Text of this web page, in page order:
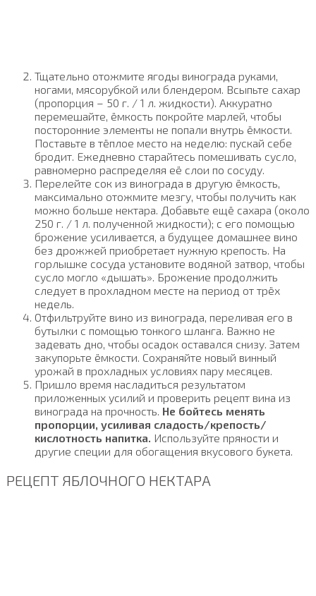
Тщательно отожмите ягоды винограда руками,
ногами, мясорубкой или блендером. Всыпьте сахар
(пропорция – 50 г. / 1 л. жидкости). Аккуратно
перемешайте, ёмкость покройте марлей, чтобы
посторонние элементы не попали внутрь ёмкости.
Поставьте в тёплое место на неделю: пускай себе
бродит. Ежедневно старайтесь помешивать сусло,
равномерно распределяя её слои по сосуду.
Перелейте сок из винограда в другую ёмкость,
максимально отожмите мезгу, чтобы получить как
можно больше нектара. Добавьте ещё сахара (около
250 г. / 1 л. полученной жидкости); с его помощью
брожение усиливается, а будущее домашнее вино
без дрожжей приобретает нужную крепость. На
горлышке сосуда установите водяной затвор, чтобы
сусло могло «дышать». Брожение продолжить
следует в прохладном месте на период от трёх
недель.
Отфильтруйте вино из винограда, переливая его в
бутылки с помощью тонкого шланга. Важно не
задевать дно, чтобы осадок оставался снизу. Затем
закупорьте ёмкости. Сохраняйте новый винный
урожай в прохладных условиях пару месяцев.
Пришло время насладиться результатом
приложенных усилий и проверить рецепт вина из
винограда на прочность. Не бойтесь менять
пропорции, усиливая сладость/крепость/
кислотность напитка. Используйте пряности и
другие специи для обогащения вкусового букета.
РЕЦЕПТ ЯБЛОЧНОГО НЕКТАРА